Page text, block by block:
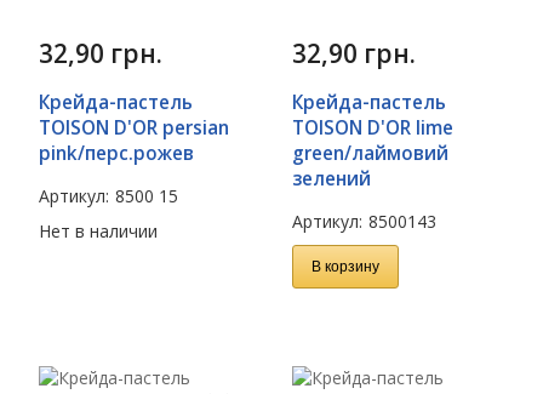
32,90 грн.
Крейда-пастель
TOISON D'OR persian
pink/перс.рожев
Артикул: 8500 15
Нет в наличии
32,90 грн.
Крейда-пастель
TOISON D'OR lime
green/лаймовий
зелений
Артикул: 8500143
В корзину